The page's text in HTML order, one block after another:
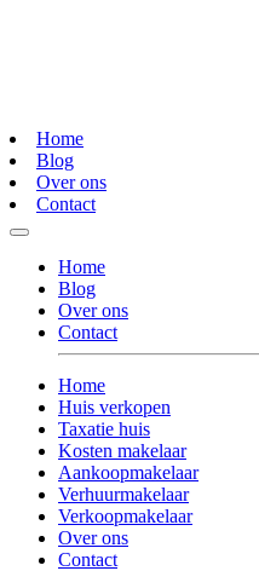
Home
Blog
Over ons
Contact
Home
Blog
Over ons
Contact
Home
Huis verkopen
Taxatie huis
Kosten makelaar
Aankoopmakelaar
Verhuurmakelaar
Verkoopmakelaar
Over ons
Contact